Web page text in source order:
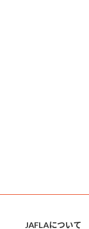
JAFLAについて